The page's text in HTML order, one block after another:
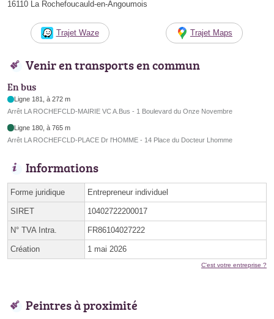
16110 La Rochefoucauld-en-Angoumois
Trajet Waze Trajet Maps
Venir en transports en commun
En bus
Ligne 181, à 272 m
Arrêt LA ROCHEFCLD-MAIRIE VC A.Bus - 1 Boulevard du Onze Novembre
Ligne 180, à 765 m
Arrêt LA ROCHEFCLD-PLACE Dr l'HOMME - 14 Place du Docteur Lhomme
Informations
Forme juridique Entrepreneur individuel
SIRET 10402722200017
N° TVA Intra. FR86104027222
Création 1 mai 2026
C'est votre entreprise ?
Peintres à proximité